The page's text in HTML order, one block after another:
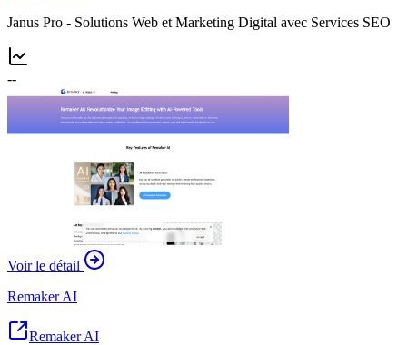
Janus Pro - Solutions Web et Marketing Digital avec Services SEO
--
Voir le détail
Remaker AI
Remaker AI